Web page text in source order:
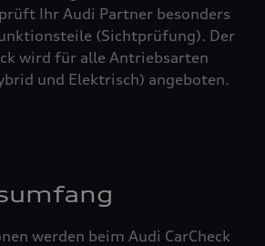
Ihr Audi Partner besonders
(Sichtprüfung). Der
wird für alle Antriebsarten
und Elektrisch) angeboten.
werden beim Audi CarCheck